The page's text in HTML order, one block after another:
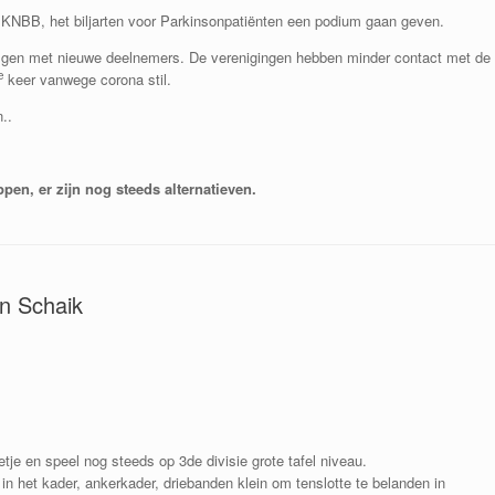
het biljarten voor Parkinsonpatiënten een podium gaan geven.
met nieuwe deelnemers. De verenigingen hebben minder contact met de
keer vanwege corona stil.
er zijn nog steeds alternatieven.
Schaik
en speel nog steeds op 3de divisie grote tafel niveau.
het kader, ankerkader, driebanden klein om tenslotte te belanden in